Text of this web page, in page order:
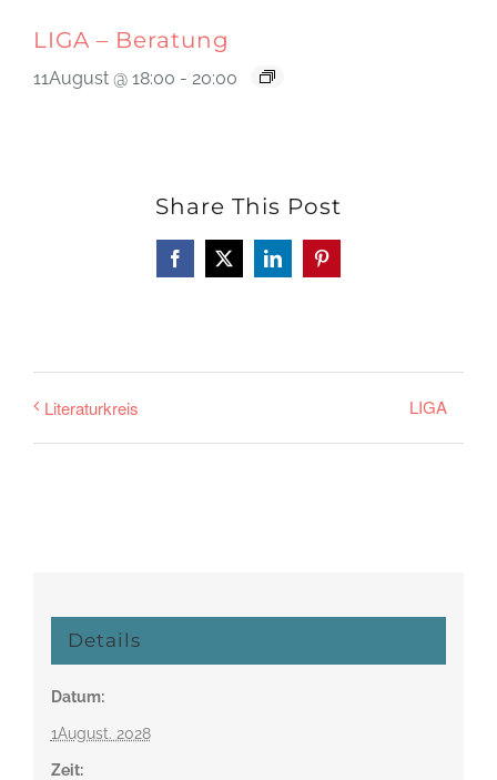
LIGA – Beratung
11August @ 18:00 - 20:00
Share This Post
Facebook
X LinkedInPinterest
Literaturkreis LIGA
Details
Datum:
1August. 2028
Zeit: